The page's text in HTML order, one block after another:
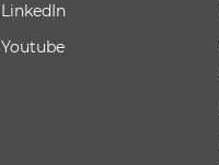
LinkedIn
Youtube